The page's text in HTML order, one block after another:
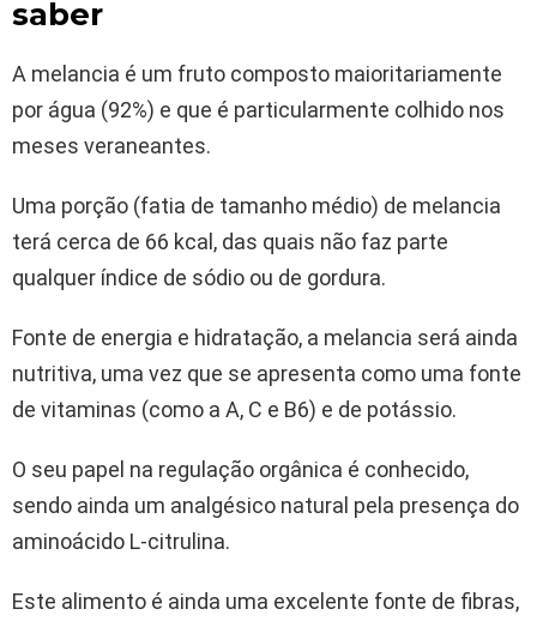
saber
A melancia é um fruto composto maioritariamente
por água (92%) e que é particularmente colhido nos
meses veraneantes.
Uma porção (fatia de tamanho médio) de melancia
terá cerca de 66 kcal, das quais não faz parte
qualquer índice de sódio ou de gordura.
Fonte de energia e hidratação, a melancia será ainda
nutritiva, uma vez que se apresenta como uma fonte
de vitaminas (como a A, C e B6) e de potássio.
O seu papel na regulação orgânica é conhecido,
sendo ainda um analgésico natural pela presença do
aminoácido L-citrulina.
Este alimento é ainda uma excelente fonte de fibras,